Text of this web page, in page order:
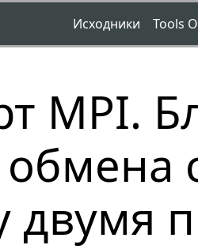
Исходники Tools
MPI.
двумя